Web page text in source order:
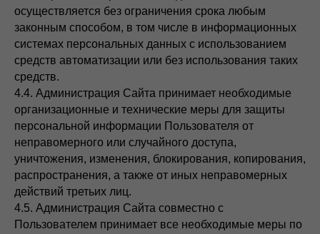
осуществляется без ограничения срока любым
законным способом, в том числе в информационных
системах персональных данных с использованием
средств автоматизации или без использования таких
средств.
4.4. Администрация Сайта принимает необходимые
организационные и технические меры для защиты
персональной информации Пользователя от
неправомерного или случайного доступа,
уничтожения, изменения, блокирования, копирования,
распространения, а также от иных неправомерных
действий третьих лиц.
4.5. Администрация Сайта совместно с
Пользователем принимает все необходимые меры по